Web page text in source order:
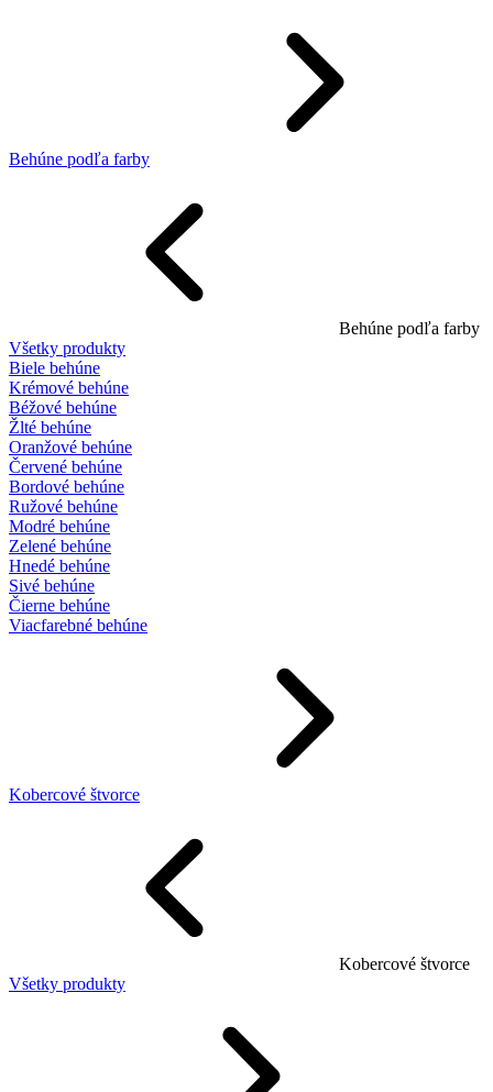
Behúne podľa farby
Behúne podľa farby
Všetky produkty
Biele behúne
Krémové behúne
Béžové behúne
Žlté behúne
Oranžové behúne
Červené behúne
Bordové behúne
Ružové behúne
Modré behúne
Zelené behúne
Hnedé behúne
Sivé behúne
Čierne behúne
Viacfarebné behúne
Kobercové štvorce
Kobercové štvorce
Všetky produkty